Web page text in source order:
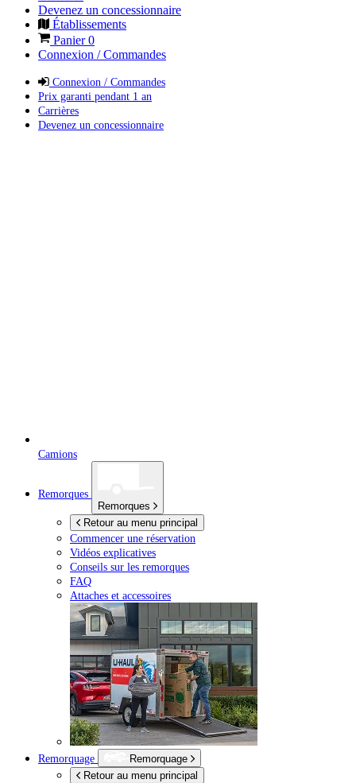
Devenez un concessionnaire
Établissements
Panier0
Connexion / Commandes
Connexion / Commandes
Prix garanti pendant 1 an
Carrières
Devenez un concessionnaire
Camions
Remorques
Remorques
Retour au menu principal
Commencer une réservation
Vidéos explicatives
Conseils sur les remorques
FAQ
Attaches et accessoires
Remorquage
Remorquage
Retour au menu principal